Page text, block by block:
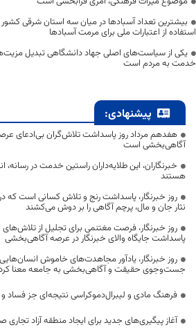
بیشترین تعداد آسبادها در میان سه استان شرقی
استفاده از اعتبارات ملی برای مرمت آسبادها
یکی از سیاست‌های اصلی جهاد دانشگاهی تبدیل
خدمت به مردم است
پیشنهادی:
هفدهم مرداد روز پاسداشت تلاش‌گران بی‌ادعای
آگاهی‌بخشی است
خبرنگاران، این طلایه‌داران راستین خدمت در
هستند
روز خبرنگار، پاسداشت رنج و تلاش کسانی است که
نثار جان و مال، پرچم آگاهی را بر دوش می‌کشند
روز خبرنگار، فرصت مغتنمی برای تجلیل از
پاسداشت جایگاه والای خبرنگار در عرصه آگاهی‌بخشی
روز خبرنگار، یادآور مجاهدت‌های خاموش
جست‌وجوی حقیقت و آگاهی‌بخشی به جامعه معنا
فرهنگ مادی و لیبرال‌دموکراسی نتیجه‌ای جز فساد و
آغاز پیگیری‌های جدید برای ایجاد منطقه آزاد